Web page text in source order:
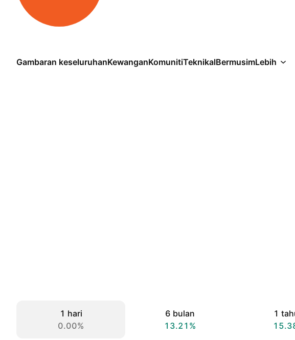
Gambaran keseluruhanKewanganKomunitiTeknikalBermusimLebih
1 hari
0.00%
6 bulan
13.21%
1